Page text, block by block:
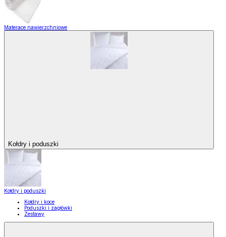
Materace nawierzchniowe
Kołdry i poduszki
Kołdry i poduszki
Kołdry i koce
Poduszki i zagłówki
Zestawy